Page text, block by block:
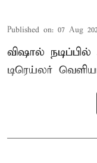
Published on: 07 Aug
விஷால்
டிரெய்லர்